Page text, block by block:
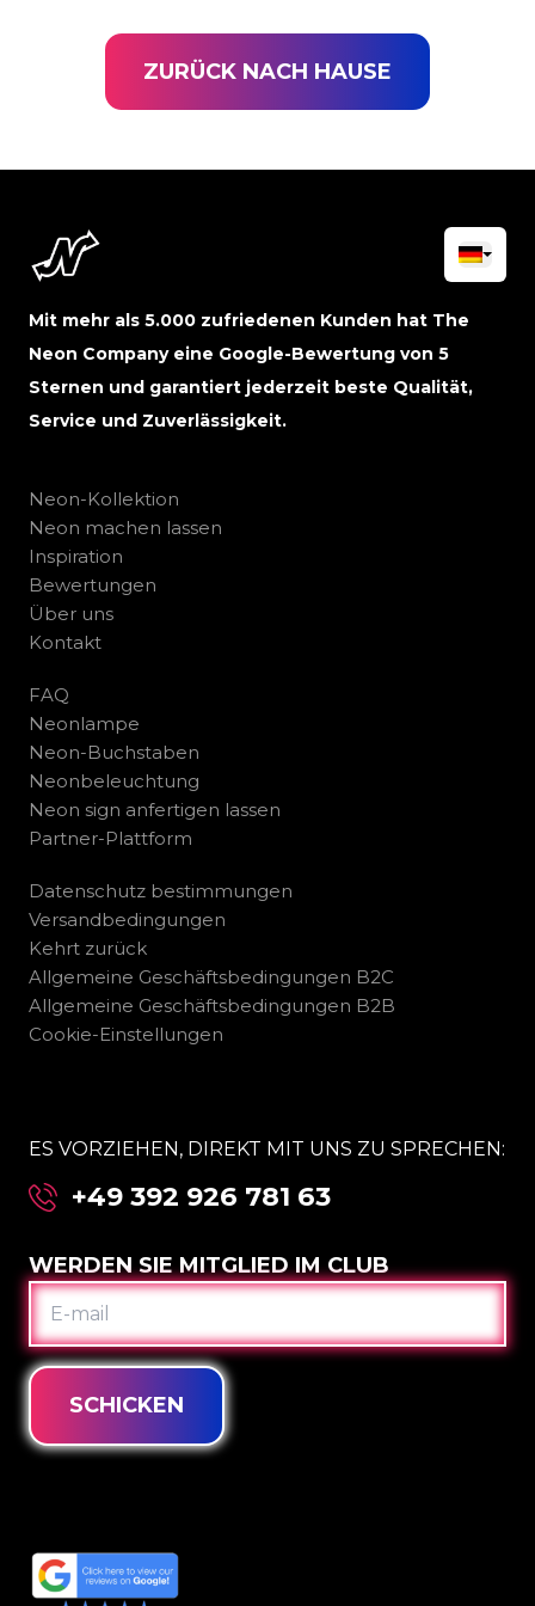
ZURÜCK NACH HAUSE
Mit mehr als 5.000 zufriedenen Kunden hat The
Neon Company eine Google-Bewertung von 5
Sternen und garantiert jederzeit beste Qualität,
Service und Zuverlässigkeit.
Neon-Kollektion
Neon machen lassen
Inspiration
Bewertungen
Über uns
Kontakt
FAQ
Neonlampe
Neon-Buchstaben
Neonbeleuchtung
Neon sign anfertigen lassen
Partner-Plattform
Datenschutz bestimmungen
Versandbedingungen
Kehrt zurück
Allgemeine Geschäftsbedingungen B2C
Allgemeine Geschäftsbedingungen B2B
Cookie-Einstellungen
ES VORZIEHEN, DIREKT MIT UNS ZU SPRECHEN:
+49 392 926 781 63
WERDEN SIE MITGLIED IM CLUB
E-
MAIL
SCHICKEN